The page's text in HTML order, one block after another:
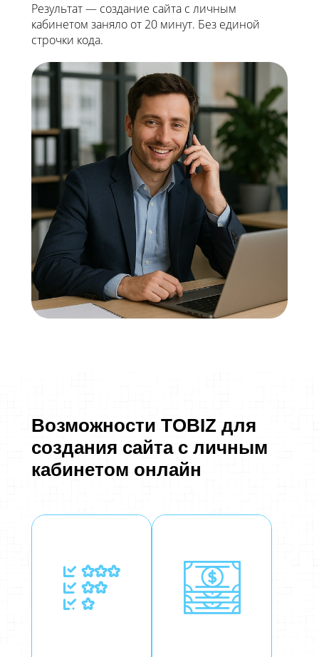
Результат — создание сайта с личным
кабинетом заняло от 20 минут. Без единой
строчки кода.
Возможности TOBIZ для
создания сайта с личным
кабинетом онлайн